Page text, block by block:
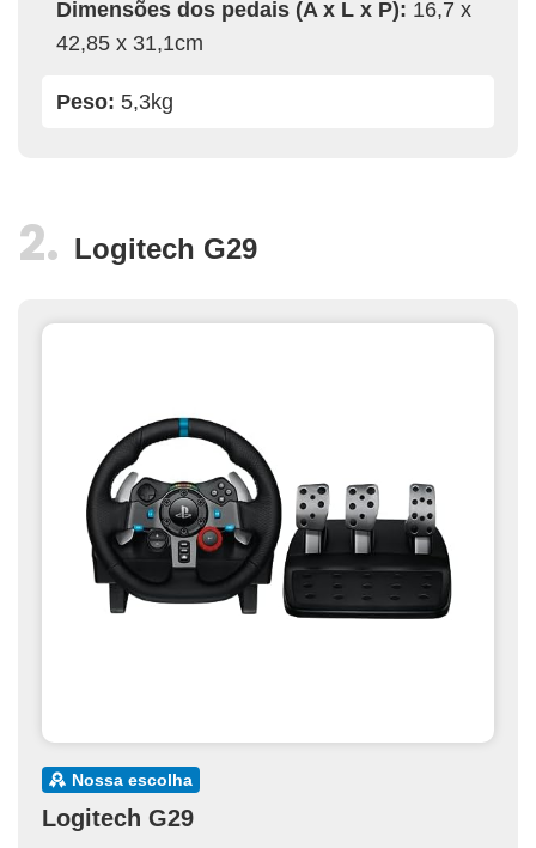
Dimensões dos pedais (A x L x P): 16,7 x
42,85 x 31,1cm
Peso: 5,3kg
Logitech G29
nossa escolha
Logitech G29